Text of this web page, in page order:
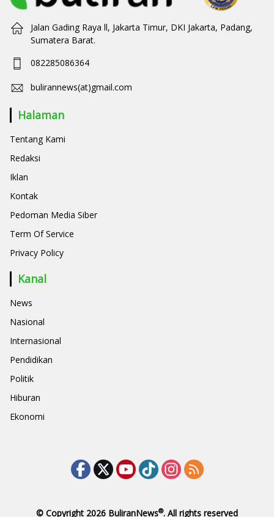
Jalan Gading Raya ll, Jakarta Timur, DKI Jakarta, Padang,
Sumatera Barat.
082285086364
bulirannews(at)gmail.com
Halaman
Tentang Kami
Redaksi
Iklan
Kontak
Pedoman Media Siber
Term Of Service
Privacy Policy
Kanal
News
Nasional
Internasional
Pendidikan
Politik
Hiburan
Ekonomi
© Copyright 2026 BuliranNews®. All rights reserved